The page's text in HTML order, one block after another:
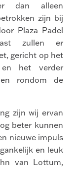
dan alleen
zijn bij
Plaza Padel
zullen er
gericht op het
het verder
rondom de
zijn wij ervan
beter kunnen
nieuwe impuls
en leuk
van Lottum,